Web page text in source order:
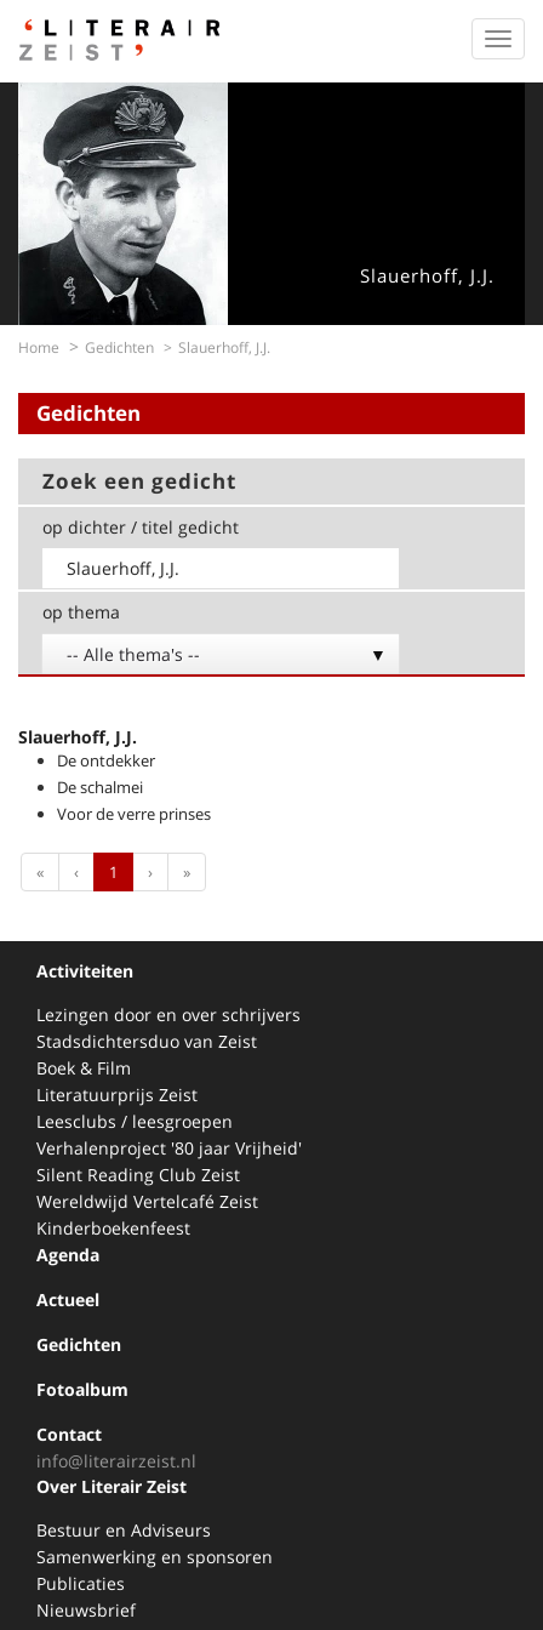
Slauerhoff, J.J.
Home Gedichten Slauerhoff, J.J.
Gedichten
Zoek een gedicht
op dichter / titel gedicht
op thema
-- Alle thema's --
Slauerhoff, J.J.
De ontdekker
De schalmei
Voor de verre prinses
«First ‹Previous
1 ›Next»Last
Activiteiten
Lezingen door en over schrijvers
Stadsdichtersduo van Zeist
Boek & Film
Literatuurprijs Zeist
Leesclubs / leesgroepen
Verhalenproject '80 jaar Vrijheid'
Silent Reading Club Zeist
Wereldwijd Vertelcafé Zeist
Kinderboekenfeest
Agenda
Actueel
Gedichten
Fotoalbum
Contact
info@literairzeist.nl
Over Literair Zeist
Bestuur en Adviseurs
Samenwerking en sponsoren
Publicaties
Nieuwsbrief